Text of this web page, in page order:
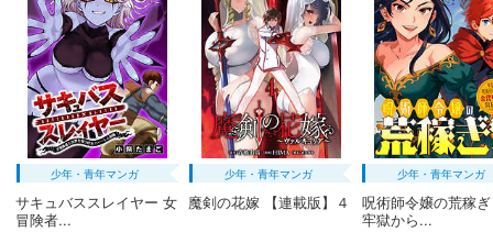
完結
カート
試し読み
あらすじを表示する
少年・青年マンガ
サキュバススレイヤー 女
冒険者...
少年・青年マンガ
魔剣の花嫁 【連載版】４
少年・青年マンガ
呪術師令嬢の荒稼
牢獄から...